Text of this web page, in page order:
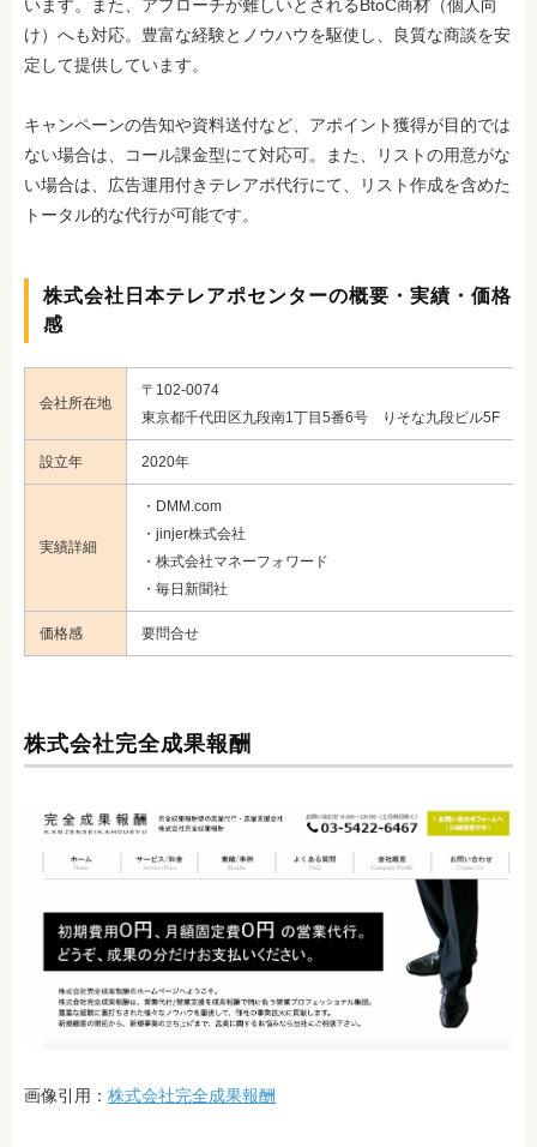
います。また、アプローチが難しいとされるBtoC商材（個人向
け）へも対応。豊富な経験とノウハウを駆使し、良質な商談を安
定して提供しています。
キャンペーンの告知や資料送付など、アポイント獲得が目的では
ない場合は、コール課金型にて対応可。また、リストの用意がな
い場合は、広告運用付きテレアポ代行にて、リスト作成を含めた
トータル的な代行が可能です。
株式会社日本テレアポセンターの概要・実績・価格
感
会社所在地
〒102-0074
東京都千代田区九段南1丁目5番6号 りそな九段ビル5F
設立年 2020年
実績詳細
・DMM.com
・jinjer株式会社
・株式会社マネーフォワード
・毎日新聞社
価格感 要問合せ
株式会社完全成果報酬
画像引用： 株式会社完全成果報酬